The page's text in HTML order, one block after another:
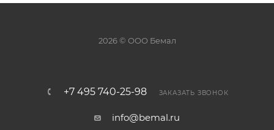
2026 © ООО Бемал
+7 495 740-25-98 ЗАКАЗАТЬ ЗВОНОК
info@bemal.ru